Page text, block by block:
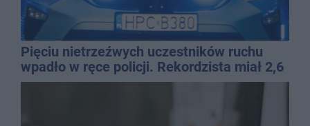
Pięciu nietrzeźwych uczestników ruchu
wpadło w ręce policji. Rekordzista miał 2,6
promila